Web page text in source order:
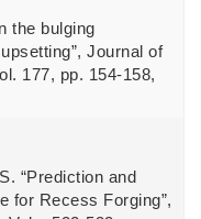
the bulging
Journal of
177, pp. 154-158,
“Prediction and
for Recess Forging”,